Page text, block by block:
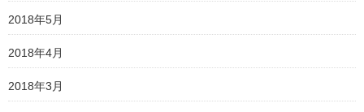
2018年5月
2018年4月
2018年3月